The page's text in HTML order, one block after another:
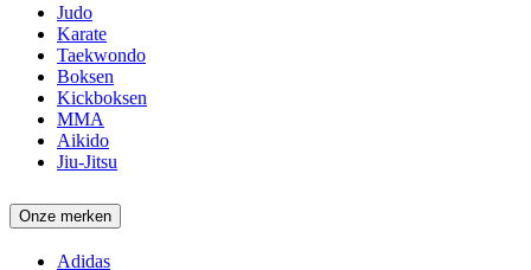
Judo
Karate
Taekwondo
Boksen
Kickboksen
MMA
Aikido
Jiu-Jitsu
Onze merken
Adidas